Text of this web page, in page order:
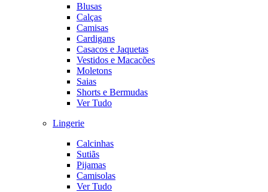
Blusas
Calças
Camisas
Cardigans
Casacos e Jaquetas
Vestidos e Macacões
Moletons
Saias
Shorts e Bermudas
Ver Tudo
Lingerie
Calcinhas
Sutiãs
Pijamas
Camisolas
Ver Tudo